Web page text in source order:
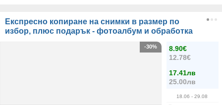
Експресно копиране на снимки в размер по
избор, плюс подарък - фотоалбум и обработка
8.90€
12.78€
17.41лв
25.00лв
18.06 - 29.08
-30%